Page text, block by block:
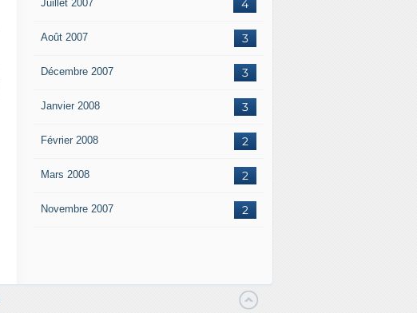
4
Juillet 2007
3
Août 2007
3
Décembre 2007
3
Janvier 2008
2
Février 2008
2
Mars 2008
2
Novembre 2007